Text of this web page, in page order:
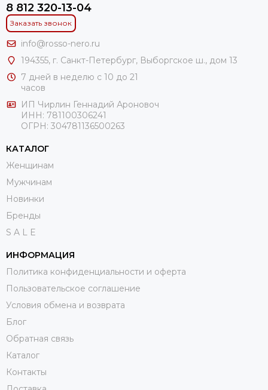
8 812 320-13-04
Заказать звонок
info@rosso-nero.ru
194355, г. Санкт-Петербург, Выборгское ш., дом 13
7 дней в неделю с 10 до 21
часов
ИП Чирлин Геннадий Ароновоч
ИНН: 781100306241
ОГРН: 304781136500263
КАТАЛОГ
Женщинам
Мужчинам
Новинки
Бренды
S A L E
ИНФОРМАЦИЯ
Политика конфиденциальности и оферта
Пользовательское соглашение
Условия обмена и возврата
Блог
Обратная связь
Каталог
Контакты